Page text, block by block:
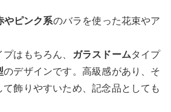
やピンク系のバラを使った花束やア
はもちろん、 ガラスドームタイプ
のデザインです。高級感があり、そ
飾りやすいため、記念品としても